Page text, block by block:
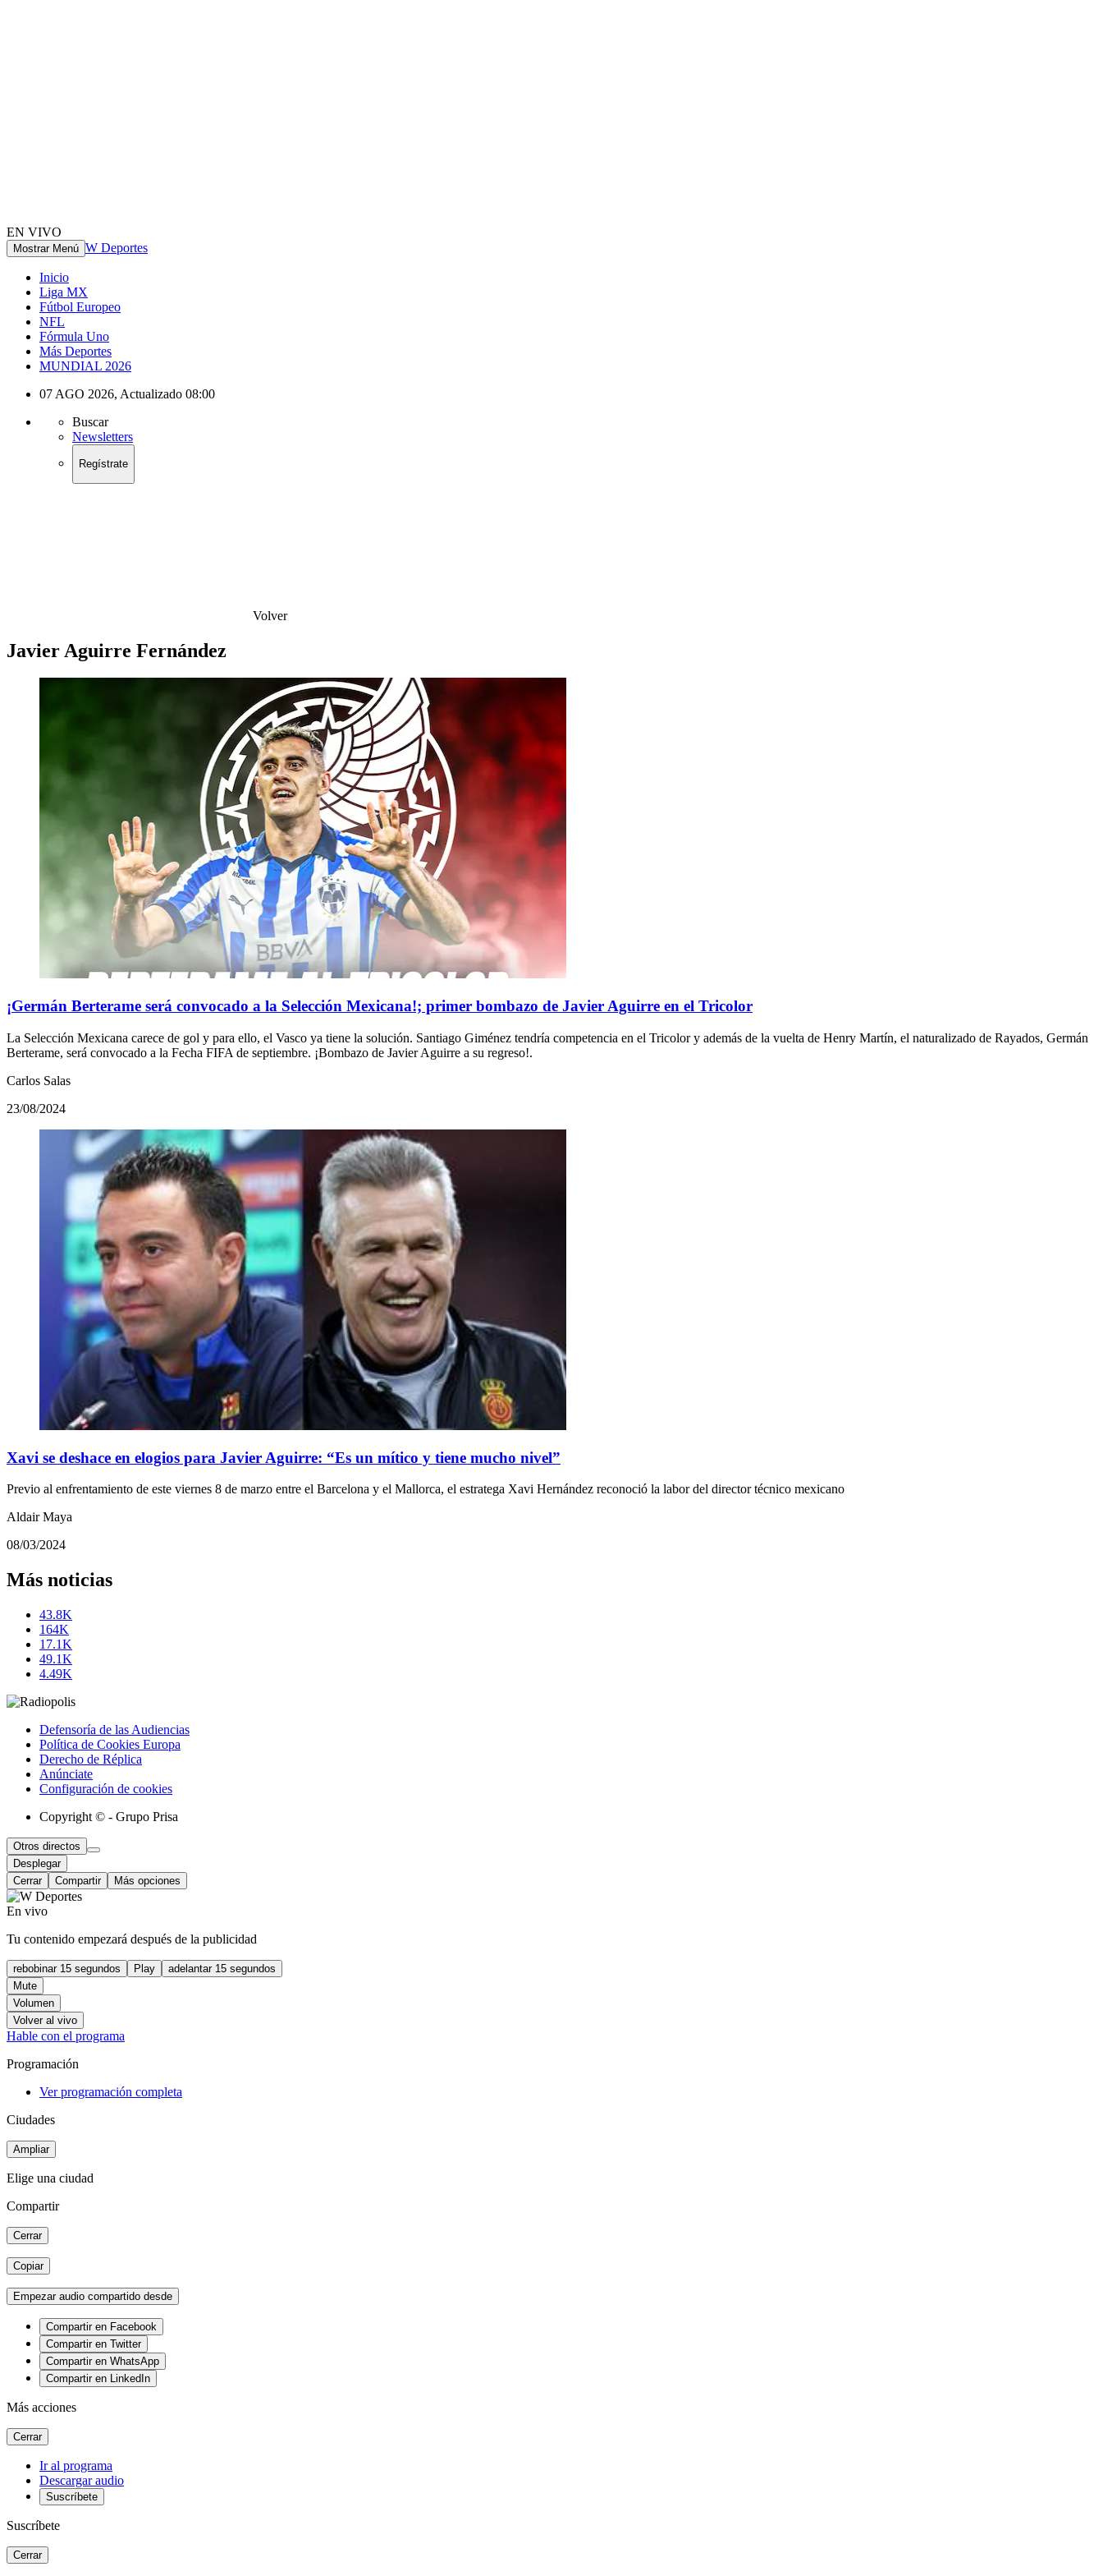
EN VIVO
Mostrar Menú W Deportes
Inicio
Liga MX
Fútbol Europeo
NFL
Fórmula Uno
Más Deportes
MUNDIAL 2026
07 AGO 2026, Actualizado 08:00
Buscar
Newsletters
Regístrate
Volver
Javier Aguirre Fernández
¡Germán Berterame será convocado a la Selección Mexicana!; primer bombazo de Javier Aguirre en el Tricolor
La Selección Mexicana carece de gol y para ello, el Vasco ya tiene la solución. Santiago Giménez tendría competencia en el Tricolor y además de la vuelta de Henry Martín, el naturalizado de Rayados, Germán
Berterame, será convocado a la Fecha FIFA de septiembre. ¡Bombazo de Javier Aguirre a su regreso!.
Carlos Salas
23/08/2024
Xavi se deshace en elogios para Javier Aguirre: “Es un mítico y tiene mucho nivel”
Previo al enfrentamiento de este viernes 8 de marzo entre el Barcelona y el Mallorca, el estratega Xavi Hernández reconoció la labor del director técnico mexicano
Aldair Maya
08/03/2024
Más noticias
43.8K
164K
17.1K
49.1K
4.49K
Defensoría de las Audiencias
Política de Cookies Europa
Derecho de Réplica
Anúnciate
Configuración de cookies
Copyright © - Grupo Prisa
Otros directos
Desplegar
Cerrar
Compartir Más opciones
En vivo
Tu contenido empezará después de la publicidad
rebobinar 15 segundos Play
adelantar 15 segundos
Mute
Volumen
Volver al vivo
Hable con el programa
Programación
Ver programación completa
Ciudades
Ampliar
Elige una ciudad
Compartir
Cerrar
Copiar
Empezar audio compartido desde
Compartir en Facebook
Compartir en Twitter
Compartir en WhatsApp
Compartir en LinkedIn
Más acciones
Cerrar
Ir al programa
Descargar audio
Suscríbete
Suscríbete
Cerrar